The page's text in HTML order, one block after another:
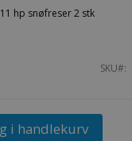
hp snøfreser 2 stk
SKU
i handlekurv